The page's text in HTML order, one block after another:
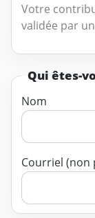
Votre
validée par
Qui êtes-
Nom
Courriel (non